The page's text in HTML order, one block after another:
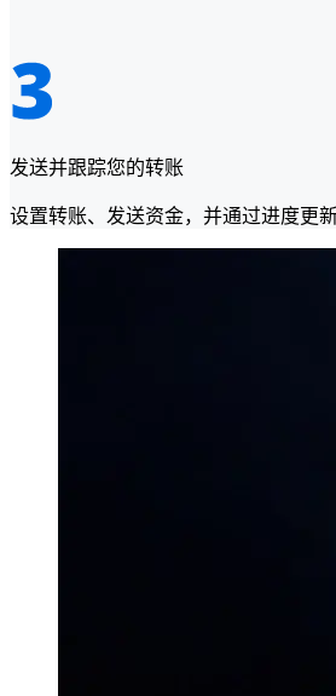
发送并跟踪您的转账
设置转账、发送资金，并通过进度更